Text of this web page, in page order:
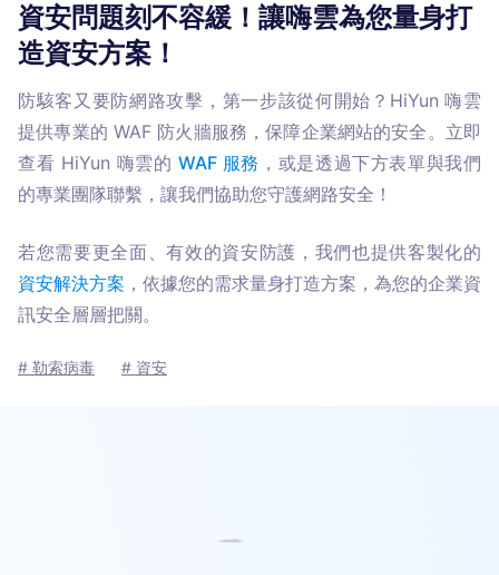
資安問題刻不容緩！讓嗨雲為您量身打
造資安方案！
防駭客又要防網路攻擊，第一步該從何開始？HiYun 嗨雲
提供專業的 WAF 防火牆服務，保障企業網站的安全。立即
查看 HiYun 嗨雲的 WAF 服務 ，或是透過下方表單與我們
的專業團隊聯繫，讓我們協助您守護網路安全！
資安解決方案 ，依據您的需求量身打造方案，為您的企業資
訊安全層層把關。
# 勒索病毒 # 資安